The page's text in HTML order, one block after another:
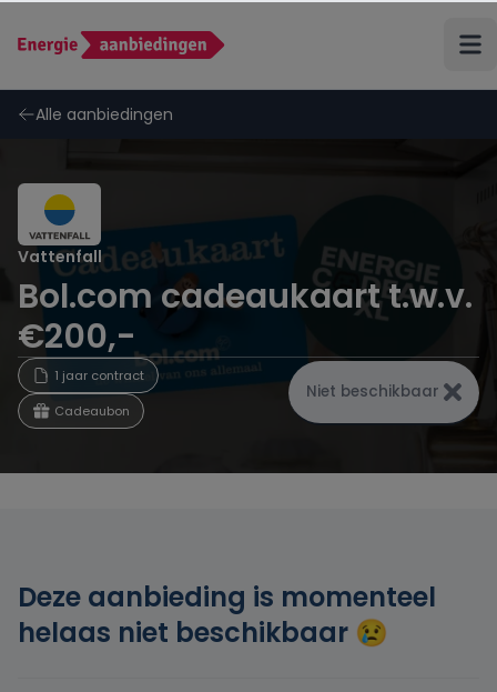
Terug
Budget Thuis
Coolblue Energie
Delta
Eneco
Energiedirect
Essent
Alle aanbiedingen
Vattenfall
Bol.com cadeaukaart t.w.v.
€200,-
1 jaar contract
Cadeaubon
Niet beschikbaar
Deze aanbieding is momenteel
helaas niet beschikbaar 😢